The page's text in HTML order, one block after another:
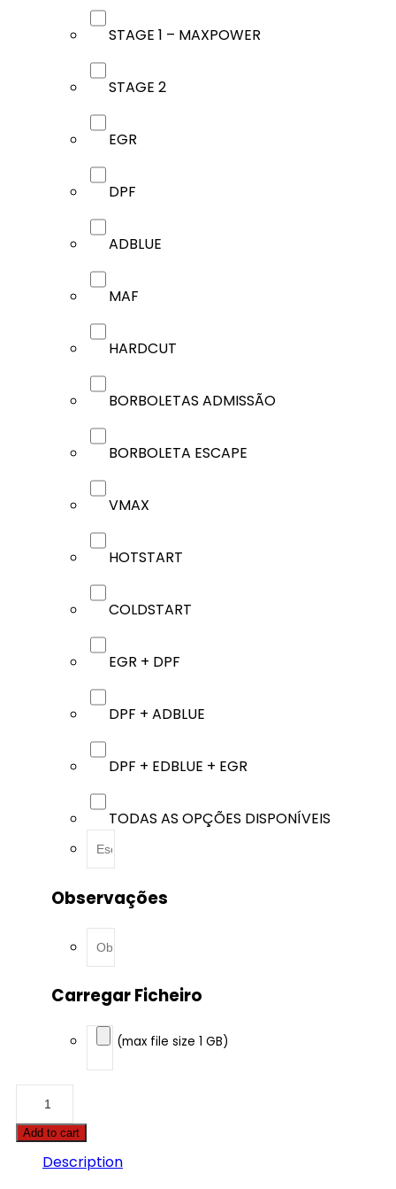
STAGE 1 – MAXPOWER
STAGE 2
EGR
DPF
ADBLUE
MAF
HARDCUT
BORBOLETAS ADMISSÃO
BORBOLETA ESCAPE
VMAX
HOTSTART
COLDSTART
EGR + DPF
DPF + ADBLUE
DPF + EDBLUE + EGR
TODAS AS OPÇÕES DISPONÍVEIS
Observações
Carregar Ficheiro
(max file size 1 GB)
Romeo
-
Giulietta
Add to cart
Description